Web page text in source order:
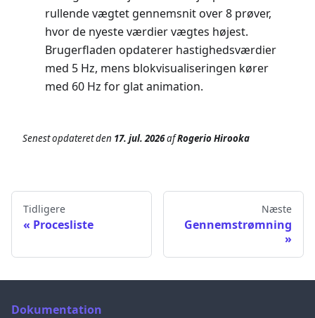
rullende vægtet gennemsnit over 8 prøver,
hvor de nyeste værdier vægtes højest.
Brugerfladen opdaterer hastighedsværdier
med 5 Hz, mens blokvisualiseringen kører
med 60 Hz for glat animation.
Senest opdateretden 17. jul. 2026afRogerio Hirooka
Tidligere
Procesliste
Næste
Gennemstrømning
Dokumentation